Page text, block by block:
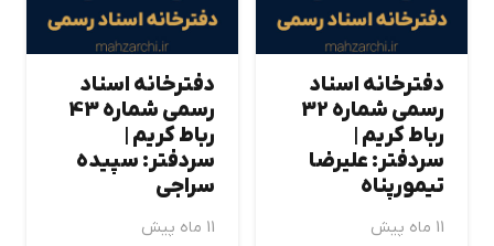
دفترخانه اسناد
رسمی شماره 32
رباط كريم |
سردفتر: عليرضا
تيمورپناه
11 ماه پیش
دفترخانه اسناد
رسمی شماره 43
رباط كريم |
سردفتر: سپيده
سراجي
11 ماه پیش